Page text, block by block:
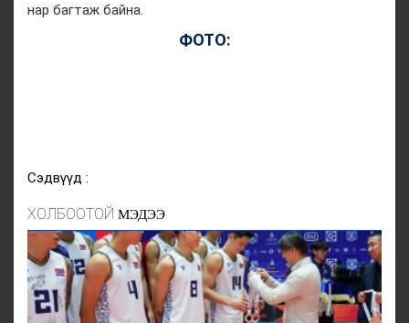
нар багтаж байна.
ФОТО:
Сэдвүүд :
ХОЛБООТОЙ МЭДЭЭ